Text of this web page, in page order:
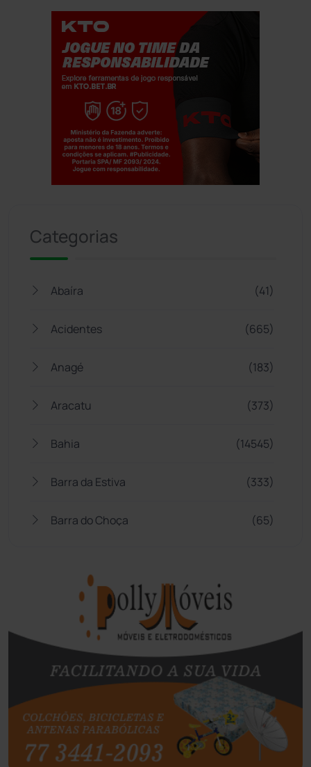
Categorias
Abaíra (41)
Acidentes (665)
Anagé (183)
Aracatu (373)
Bahia (14545)
Barra da Estiva (333)
Barra do Choça (65)
Bom Jesus da Lapa
Boquira
Botuporã (72)
Brasil (7679)
Brumado (31955)